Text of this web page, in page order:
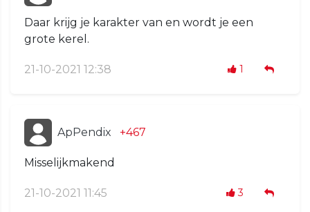
Daar krijg je karakter van en wordt je een
grote kerel.
21-10-2021 12:38 1
ApPendix +467
Misselijkmakend
21-10-2021 11:45 3